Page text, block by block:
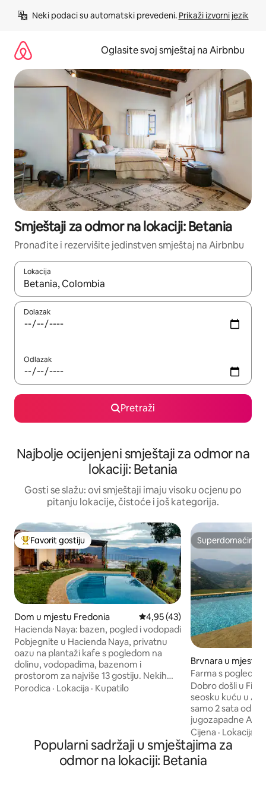
Neki podaci su automatski prevedeni. Prikaži izvorni jezik
Oglasite svoj smještaj na Airbnbu
Smještaji za odmor na lokaciji: Betania
Pronađite i rezervišite jedinstven smještaj na Airbnbu
Lokacija
Kad rezultati budu dostupni, krećite se gore i dolje pomoću
Dolazak
Odlazak
Pretraži
Najbolje ocijenjeni smještaji za odmor na
lokaciji: Betania
Gosti se slažu: ovi smještaji imaju visoku ocjenu po
pitanju lokacije, čistoće i još kategorija.
Glavni favorit gostiju
Favorit gostiju
Dom u mjestu Fredonia Prosječna ocjena: 4,95 od 5,
4,95 (43)
Hacienda Naya: bazen, pogled i vodopadi
Pobjegnite u Hacienda Naya, privatnu
oazu na plantaži kafe s pogledom na
dolinu, vodopadima, bazenom i
prostorom za najviše 13 gostiju. Nekih
jutara se čini kao da hacijenda lebdi iznad
često dolaze s planovima, a zatim
usporavaju i uživaju u tihim noćima,
dugim pogledima i obrocima koje
Porodica · Lokacija · Kupatilo
Superdomaćin
Superdomaćin
Brvnara u mjestu
Farma s
Medellina – Tarso
Dobro došli u
seosku kuću u
samo 2 sata od
jugozapadne
privatnom
pogledu na rijeku
Ovaj nedavno
prostrane sobe i
Cijena · Lokacija
Popularni sadržaji u smještajima za
odmor na lokaciji: Betania